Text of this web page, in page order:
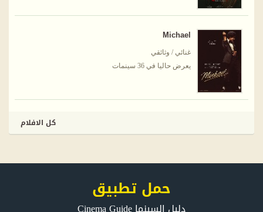
Michael
غنائي / وثائقي
يعرض حاليا في 36 سينمات
كل الافلام
حمل تطبيق